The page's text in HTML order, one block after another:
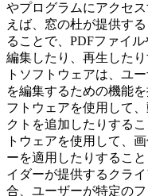
やプログラムにアクセ
えば、窓の杜が提供す
ることで、PDFファイ
編集したり、再生した
トソフトウェアは、ユ
を編集するための機能
フトウェアを使用して
クトを追加したりする
トウェアを使用して、
ーを適用したりするこ
イダーが提供するクラ
合、ユーザーが特定の